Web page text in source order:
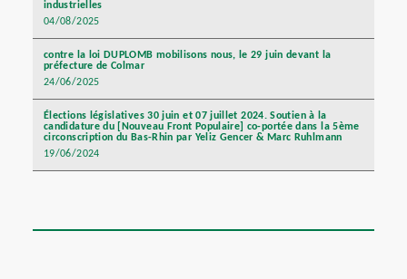
industrielles
04/08/2025
contre la loi DUPLOMB mobilisons nous, le 29 juin devant la
préfecture de Colmar
24/06/2025
Élections législatives 30 juin et 07 juillet 2024. Soutien à la
candidature du [Nouveau Front Populaire] co-portée dans la 5ème
circonscription du Bas-Rhin par Yeliz Gencer & Marc Ruhlmann
19/06/2024